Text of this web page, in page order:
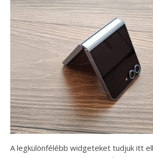
A legkülönfélébb widgeteket tudjuk itt